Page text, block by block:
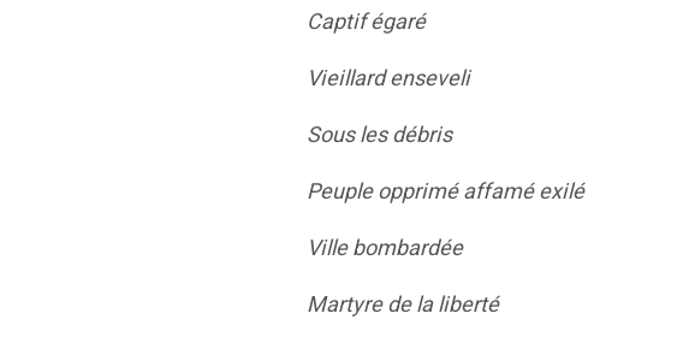
Captif égaré
Vieillard enseveli
Sous les débris
Peuple opprimé affamé exilé
Ville bombardée
Martyre de la liberté